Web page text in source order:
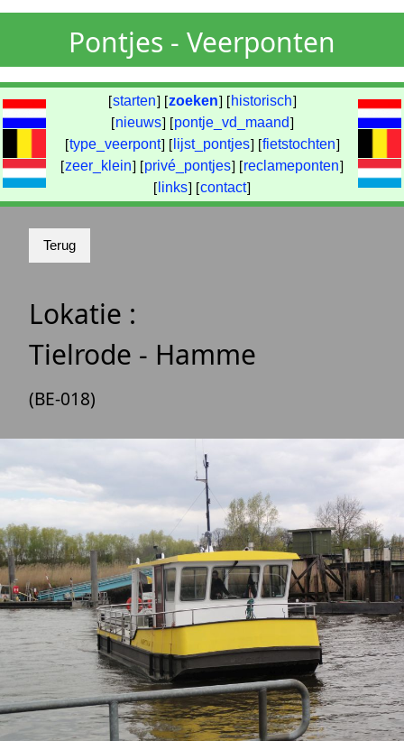
Pontjes - Veerponten
[starten] [zoeken] [ historisch]
[nieuws] [pontje_vd_maand]
[type_veerpont] [ lijst_pontjes] [fietstochten]
[zeer_klein] [privé_pontjes] [reclameponten]
[ links] [contact]
Lokatie :
Tielrode - Hamme
(BE-018)